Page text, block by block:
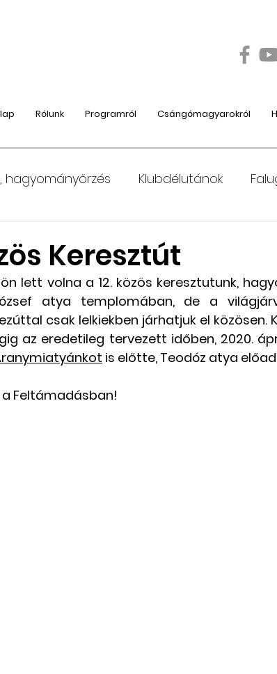
Rólunk Programról Csángómagyarokról
hagyományőrzés Klubdélutánok
táboroztatás Szociális és
témájú könyv, videó Utazások Moldvába
portré Várjuk történeteiket!
Keresztút
lett volna a 12. közös keresztutunk,
atya templomában, de a
csak lelkiekben járhatjuk el közösen.
az eredetileg tervezett időben, 2020.
is előtte, Teodóz atya
a Feltámadásban!